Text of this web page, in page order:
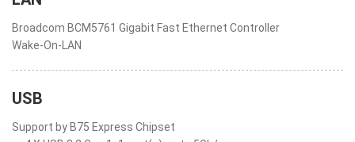
Broadcom BCM5761 Gigabit Fast Ethernet Controller
Wake-On-LAN
USB
Support by B75 Express Chipset